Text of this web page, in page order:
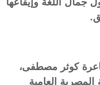
كوثر مصطفى،
المصرية العامية